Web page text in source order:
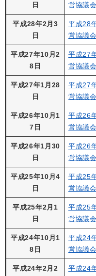
日 営協議会
平成28年2月3
日
平成28
営協議会
平成27年10月2
8日
平成27
営協議会
平成27年1月28
日
平成27
営協議会
平成26年10月1
7日
平成26
営協議会
平成26年1月30
日
平成26
営協議会
平成25年10月4
日
平成25
営協議会
平成25年2月1
日
平成25
営協議会
平成24年10月1
8日
平成24
営協議会
平成24年2月2
平成24